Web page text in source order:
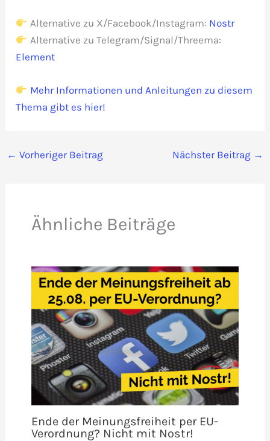
Alternative zu X/Facebook/Instagram: Nostr
Alternative zu Telegram/Signal/Threema:
Element
Mehr Informationen und Anleitungen zu diesem
Thema gibt es hier!
← Vorheriger Beitrag Nächster Beitrag →
Ähnliche Beiträge
Ende der Meinungsfreiheit per EU-
Verordnung? Nicht mit Nostr!